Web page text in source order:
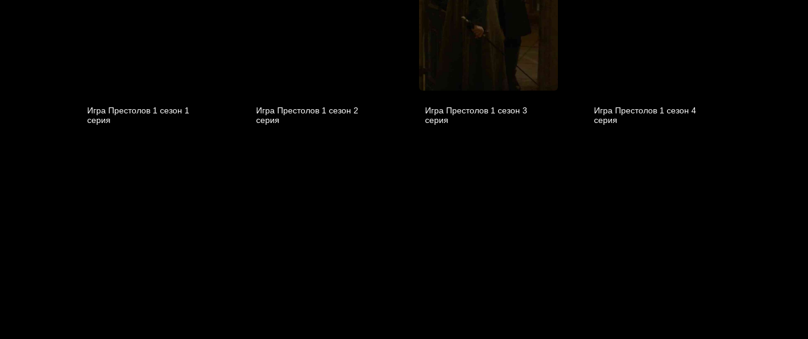
Игра Престолов 1 cезон 1
cерия
Игра Престолов 1 cезон 2
cерия
Игра Престолов 1 cезон 3
cерия
Игра Престолов 1 cезон 4
cерия